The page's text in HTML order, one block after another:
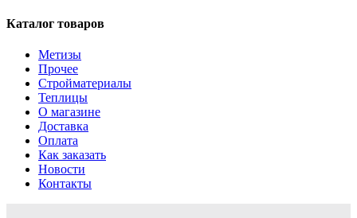
Каталог товаров
Метизы
Прочее
Стройматериалы
Теплицы
О магазине
Доставка
Оплата
Как заказать
Новости
Контакты